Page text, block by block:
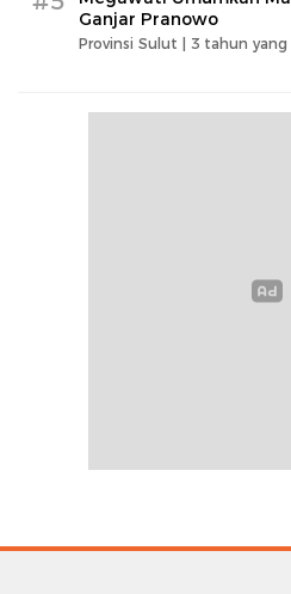
Ganjar Pranowo
Provinsi Sulut | 3 tahun yang